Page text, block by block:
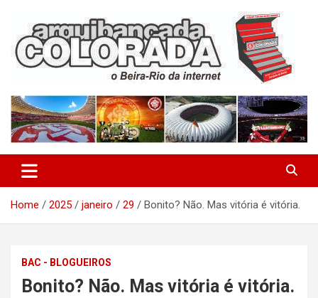
content
Arquibancada Colorada
Home 2025 janeiro 29 Bonito? Não. Mas vitória é vitória.
BAC - BLOGUEIROS
Bonito? Não. Mas vitória é vitória.